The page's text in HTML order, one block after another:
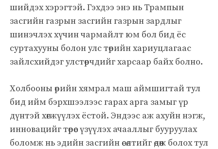
шийдэх хэрэгтэй. Гэхдээ энэ нь Трампын
засгийн газрын засгийн газрын зардлыг
шинэчлэх хүчин чармайлт юм бол бид ёс
суртахууны болон улс төрийн хариуцлагаас
зайлсхийдэг улстөрчдийг харсаар байх болно.
Холбооны өрийн хямрал маш аймшигтай тул
бид ийм бэрхшээлээс гарах арга замыг үр
дүнтэй хөгжүүлэх ёстой. Эндээс аж ахуйн нэгж,
инновацийг төрөөс үзүүлэх ачааллыг бууруулах
боломж нь эдийн засгийн өсөлтийг өдөөж болох тул